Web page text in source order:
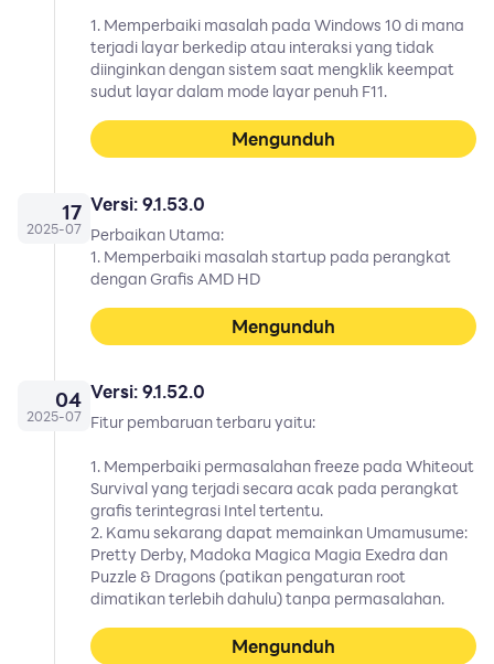
1. Memperbaiki masalah pada Windows 10 di mana
terjadi layar berkedip atau interaksi yang tidak
diinginkan dengan sistem saat mengklik keempat
sudut layar dalam mode layar penuh F11.
Mengunduh
17
2025-07
Versi: 9.1.53.0
Perbaikan Utama:
1. Memperbaiki masalah startup pada perangkat
dengan Grafis AMD HD
Mengunduh
04
2025-07
Versi: 9.1.52.0
Fitur pembaruan terbaru yaitu:
1. Memperbaiki permasalahan freeze pada Whiteout
Survival yang terjadi secara acak pada perangkat
grafis terintegrasi Intel tertentu.
2. Kamu sekarang dapat memainkan Umamusume:
Pretty Derby, Madoka Magica Magia Exedra dan
Puzzle & Dragons (patikan pengaturan root
dimatikan terlebih dahulu) tanpa permasalahan.
Mengunduh